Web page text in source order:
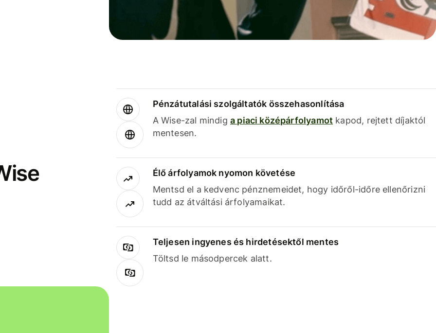
Pénzátutalási szolgáltatók összehasonlítása
A Wise-zal mindig a piaci középárfolyamot kapod, rejtett díjaktól
mentesen.
Élő árfolyamok nyomon követése
Mentsd el a kedvenc pénznemeidet, hogy időről-időre ellenőrizni
tudd az átváltási árfolyamaikat.
Teljesen ingyenes és hirdetésektől mentes
Töltsd le másodpercek alatt.